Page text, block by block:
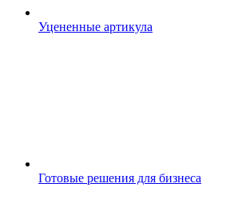
Уцененные артикула
Готовые решения для бизнеса